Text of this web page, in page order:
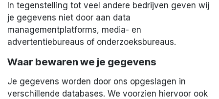
In tegenstelling tot veel andere bedrijven geven wij
je gegevens niet door aan data
managementplatforms, media- en
advertentiebureaus of onderzoeksbureaus.
Waar bewaren we je gegevens
Je gegevens worden door ons opgeslagen in
verschillende databases. We voorzien hiervoor ook